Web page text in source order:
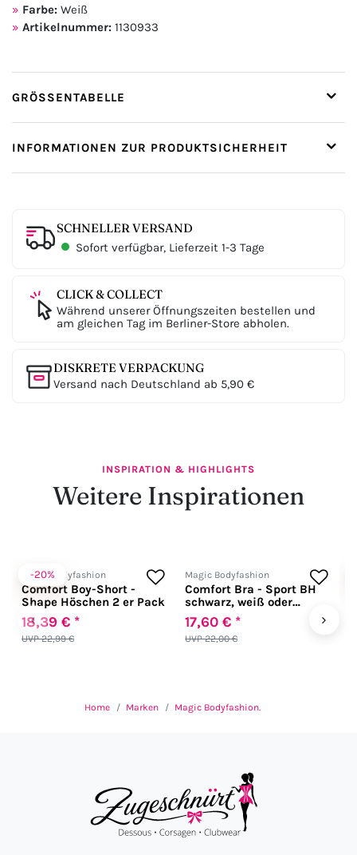
Farbe: Weiß
Artikelnummer: 1130933
GRÖSSENTABELLE
INFORMATIONEN ZUR PRODUKTSICHERHEIT
SCHNELLER VERSAND
Sofort verfügbar, Lieferzeit 1-3 Tage
CLICK & COLLECT
Während unserer Öffnungszeiten bestellen und
am gleichen Tag im Berliner-Store abholen.
DISKRETE VERPACKUNG
Versand nach Deutschland ab 5,90 €
INSPIRATION & HIGHLIGHTS
Weitere Inspirationen
‹
-20%
Magic Bodyfashion
Comfort Boy-Short -
Shape Höschen 2 er Pack
UVP 22,99 €
18,39 € *
Magic Bodyfashion
Comfort Bra - Sport BH
schwarz, weiß oder
hautfarben
UVP 22,00 €
17,60 € * ›
Home Marken Magic Bodyfashion.